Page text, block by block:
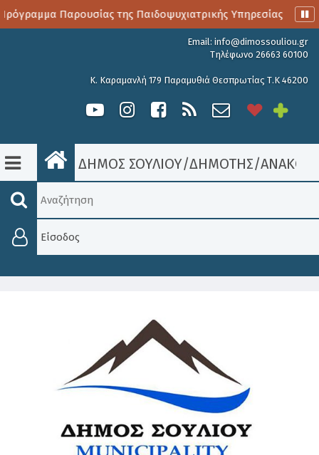
Παρουσίας της Παιδοψυχιατρικής Υπηρεσίας
Email: info@dimossouliou.gr
Τηλέφωνο 26663 60100
Κ. Καραμανλή 179 Παραμυθιά Θεσπρωτίας Τ.Κ 46200
ΔΗΜΟΣ ΣΟΥΛΙΟΥ/ΔΗΜΟΤΗΣ/
Είσοδος